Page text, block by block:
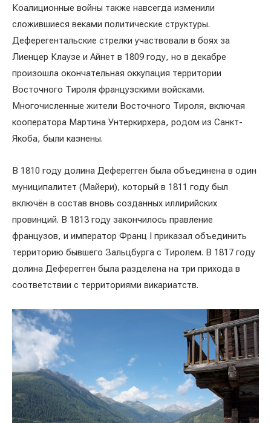
Коалиционные войны также навсегда изменили
сложившиеся веками политические структуры.
Деферегентальские стрелки участвовали в боях за
Лиенцер Клаузе и Айнет в 1809 году, но в декабре
произошла окончательная оккупация территории
Восточного Тироля французскими войсками.
Многочисленные жители Восточного Тироля, включая
кооператора Мартина Унтеркирхера, родом из Санкт-
Якоба, были казнены.
В 1810 году долина Деферегген была объединена в один
муниципалитет (Майери), который в 1811 году был
включён в состав вновь созданных иллирийских
провинций. В 1813 году закончилось правление
французов, и император Франц I приказал объединить
территорию бывшего Зальцбурга с Тиролем. В 1817 году
долина Деферегген была разделена на три прихода в
соответствии с территориями викариатств.